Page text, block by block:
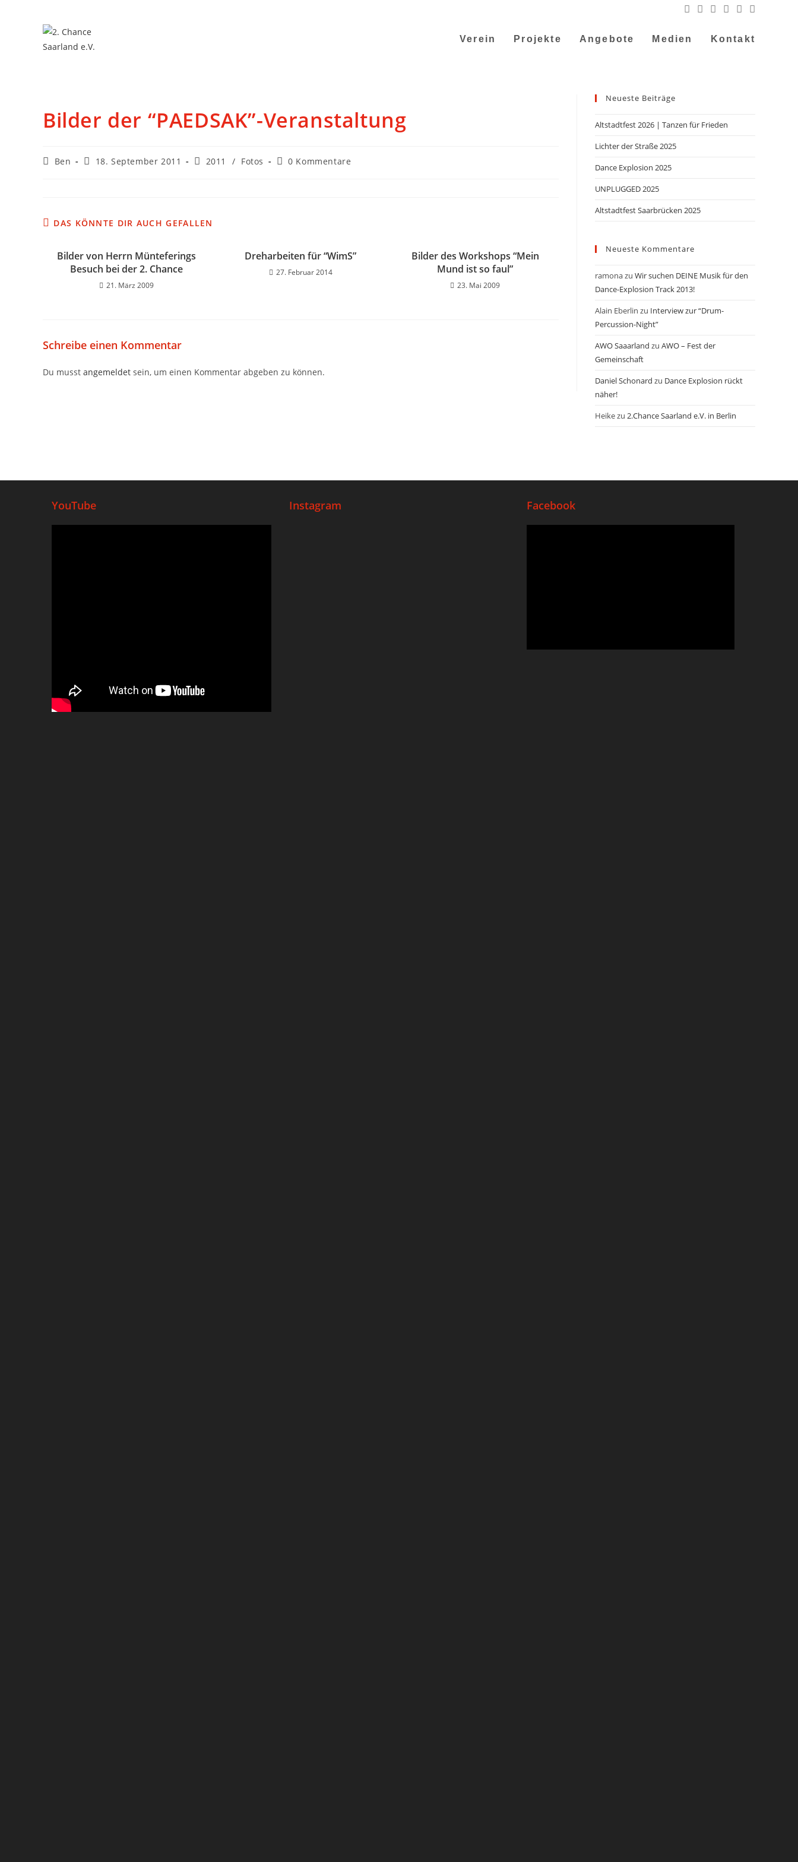
Verein Projekte Angebote Medien Kontakt
Bilder der “PAEDSAK”-Veranstaltung
Ben 18. September 2011 2011 / Fotos 0 Kommentare
DAS KÖNNTE DIR AUCH GEFALLEN
Bilder von Herrn Münteferings
Besuch bei der 2. Chance
21. März 2009
Dreharbeiten für “WimS”
27. Februar 2014
Bilder des Workshops “Mein
Mund ist so faul”
23. Mai 2009
Schreibe einen Kommentar
Du musst angemeldet sein, um einen Kommentar abgeben zu können.
Neueste Beiträge
Altstadtfest 2026 | Tanzen für Frieden
Lichter der Straße 2025
Dance Explosion 2025
UNPLUGGED 2025
Altstadtfest Saarbrücken 2025
Neueste Kommentare
ramonazu Wir suchen DEINE Musik für den
Dance-Explosion Track 2013!
Alain Eberlin zu Interview zur “Drum-
Percussion-Night”
AWO Saaarland zu AWO – Fest der
Gemeinschaft
Daniel Schonard zu Dance Explosion rückt
näher!
Heikezu 2.Chance Saarland e.V. in Berlin
YouTube Instagram Facebook